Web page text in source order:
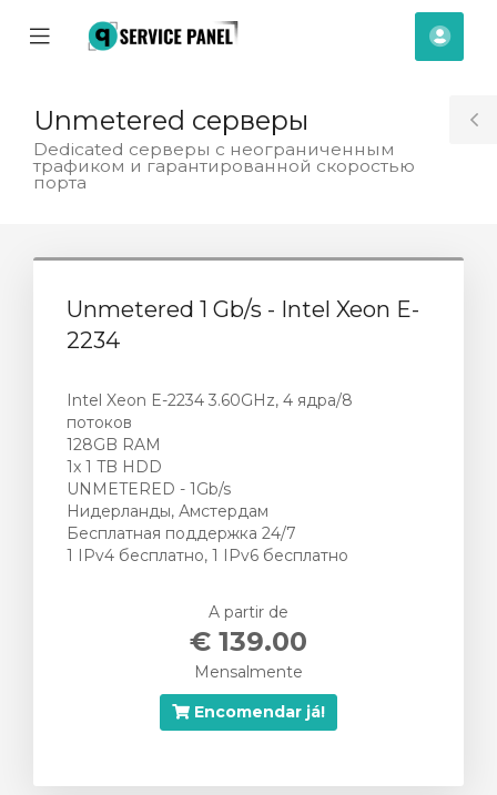
Mobile
Unmetered cерверы
Dedicated серверы с неограниченным
трафиком и гарантированной скоростью
порта
Unmetered 1 Gb/s - Intel Xeon E-
2234
Intel Xeon E-2234 3.60GHz, 4 ядра/8
потоков
128GB RAM
1x 1 TB HDD
UNMETERED - 1Gb/s
Нидерланды, Амстердам
Бесплатная поддержка 24/7
1 IPv4 бесплатно, 1 IPv6 бесплатно
A partir de
€ 139.00
Mensalmente
Encomendar já!